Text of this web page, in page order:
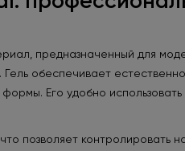
предназначенный для
обеспечивает
Его удобно
позволяет контролировать